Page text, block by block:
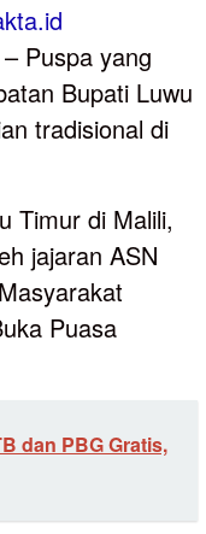
Puspa yang
Bupati Luwu
tradisional di
Timur di Malili,
jajaran ASN
Puasa
dan PBG Gratis,